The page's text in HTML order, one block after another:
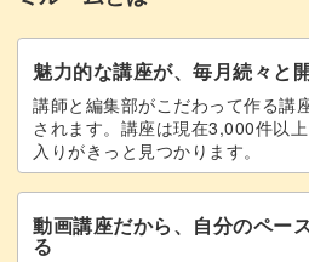
ぜひこの機会に作り方をマスタ
ークに活かしてみてくださいね♪
目玉焼きをコーティングする
まとめ
魅力的な講座が、毎月続々と
講師と編集部がこだわって作る講
されます。講座は現在3,000件以
入りがきっと見つかります。
動画講座だから、自分のペー
る